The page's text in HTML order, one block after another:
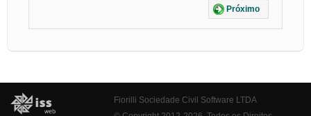
Próximo
Fiorilli Sociedade Civil Software LTDA